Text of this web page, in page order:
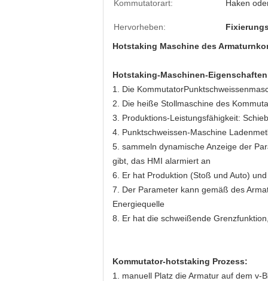
Kommutatorart: Haken
Hervorheben:
Hotstaking Maschine des
Hotstaking-Maschinen-
1. Die
2. Die heiße Stollmaschine des
3. Produktions-Leistungsfähigkeit:
4. Punktschweissen-Maschine
5. sammeln dynamische Anzeige der
gibt, das HMI alarmiert an
6. Er hat Produktion (Stoß und Auto)
7. Der Parameter kann gemäß des
Energiequelle
8. Er hat die schweißende
Kommutator-hotstaking Prozess:
1. manuell Platz die Armatur auf dem v-